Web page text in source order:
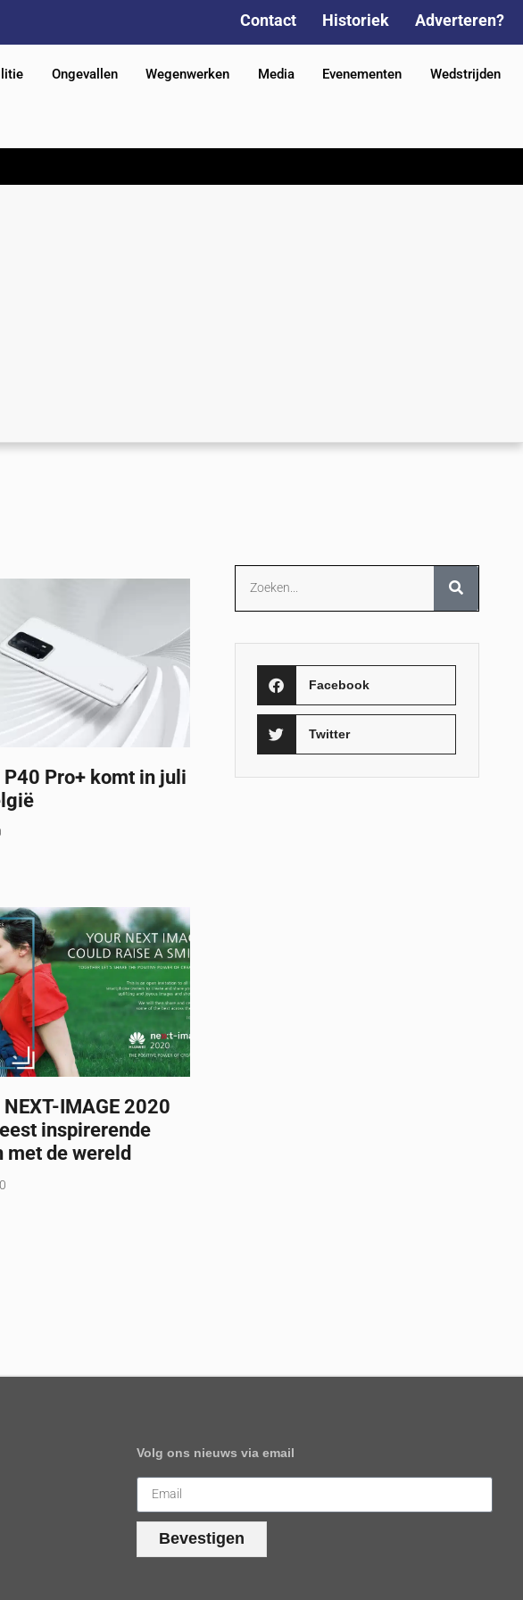
Contact Historiek Adverteren?
Ongevallen Wegenwerken Media Evenementen Wedstrijden
P40 Pro+ komt in juli
IMAGE 2020
inspirerende
met de wereld
Facebook
Twitter
Volg ons nieuws via email
Bevestigen